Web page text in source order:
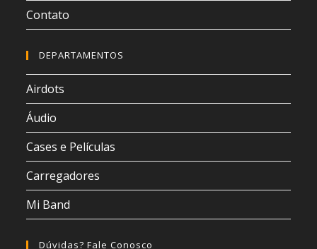
Contato
DEPARTAMENTOS
Airdots
Áudio
Cases e Películas
Carregadores
Mi Band
Dúvidas? Fale Conosco